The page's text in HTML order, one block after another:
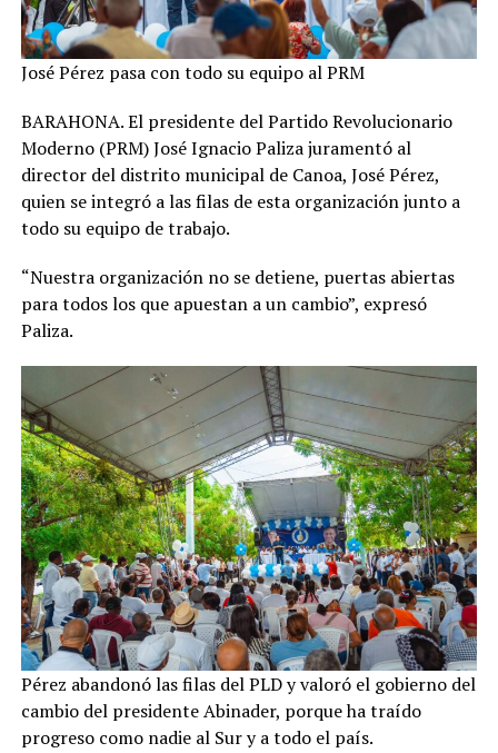
José Pérez pasa con todo su equipo al PRM
BARAHONA. El presidente del Partido Revolucionario
Moderno (PRM) José Ignacio Paliza juramentó al
director del distrito municipal de Canoa, José Pérez,
quien se integró a las filas de esta organización junto a
todo su equipo de trabajo.
“Nuestra organización no se detiene, puertas abiertas
para todos los que apuestan a un cambio”, expresó
Paliza.
Pérez abandonó las filas del PLD y valoró el gobierno del
cambio del presidente Abinader, porque ha traído
progreso como nadie al Sur y a todo el país.